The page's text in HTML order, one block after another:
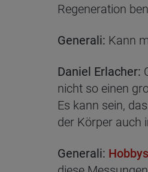
Regeneration
Generali: Kann
Daniel Erlacher:
nicht so einen
Es kann sein,
der Körper auch
Generali: